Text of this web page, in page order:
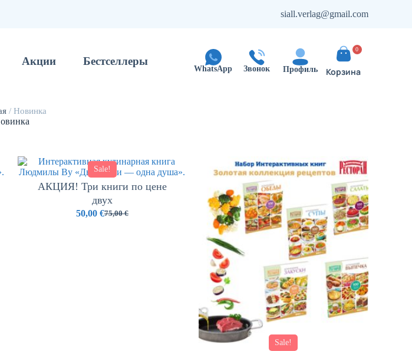
siall.verlag@gmail.com
Акции Бестселлеры
WhatsApp Звонок Профиль
0
/ Новинка
Sale!
АКЦИЯ! Три книги по цене
двух
75,00€
50,00 €
Sale!